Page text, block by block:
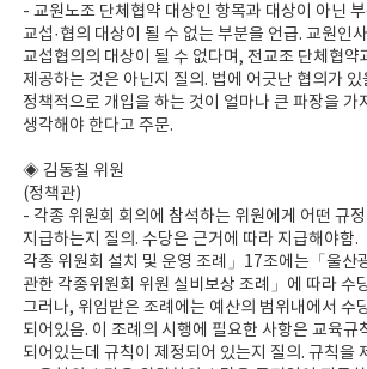
- 교원노조 단체협약 대상인 항목과 대상이 아닌
교섭·협의 대상이 될 수 없는 부분을 언급. 교원인
교섭협의의 대상이 될 수 없다며, 전교조 단체협약
제공하는 것은 아닌지 질의. 법에 어긋난 협의가 있
정책적으로 개입을 하는 것이 얼마나 큰 파장을 가
생각해야 한다고 주문.
◈ 김동칠 위원
(정책관)
- 각종 위원회 회의에 참석하는 위원에게 어떤 규
지급하는지 질의. 수당은 근거에 따라 지급해야함.
각종 위원회 설치 및 운영 조례」17조에는「울산
관한 각종위원회 위원 실비보상 조례」에 따라 수
그러나, 위임받은 조례에는 예산의 범위내에서 수
되어있음. 이 조례의 시행에 필요한 사항은 교육규
되어있는데 규칙이 제정되어 있는지 질의. 규칙을